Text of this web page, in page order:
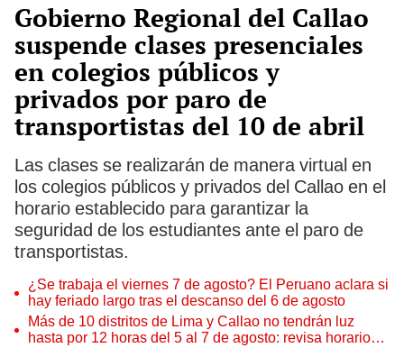
Gobierno Regional del Callao
suspende clases presenciales
en colegios públicos y
privados por paro de
transportistas del 10 de abril
Las clases se realizarán de manera virtual en
los colegios públicos y privados del Callao en el
horario establecido para garantizar la
seguridad de los estudiantes ante el paro de
transportistas.
¿Se trabaja el viernes 7 de agosto? El Peruano aclara si
hay feriado largo tras el descanso del 6 de agosto
Más de 10 distritos de Lima y Callao no tendrán luz
hasta por 12 horas del 5 al 7 de agosto: revisa horarios y